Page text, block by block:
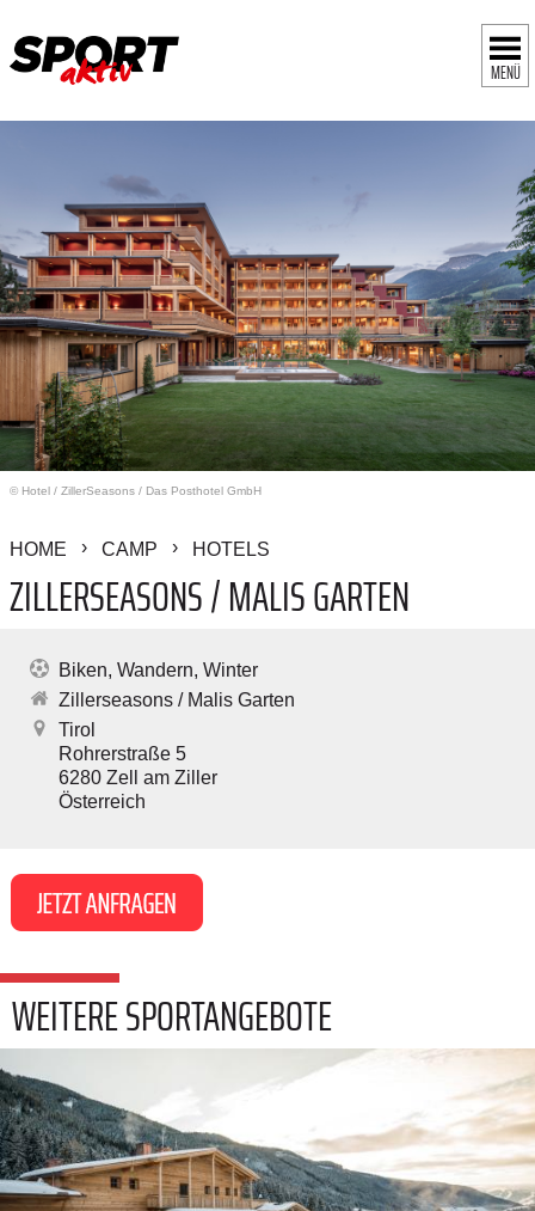
MENÜ
© Hotel / ZillerSeasons / Das Posthotel GmbH
HOME CAMP HOTELS
ZILLERSEASONS / MALIS GARTEN
Biken Wandern Winter
Zillerseasons / Malis Garten
Tirol
Rohrerstraße 5
6280 Zell am Ziller
Österreich
WEITERE SPORTANGEBOTE